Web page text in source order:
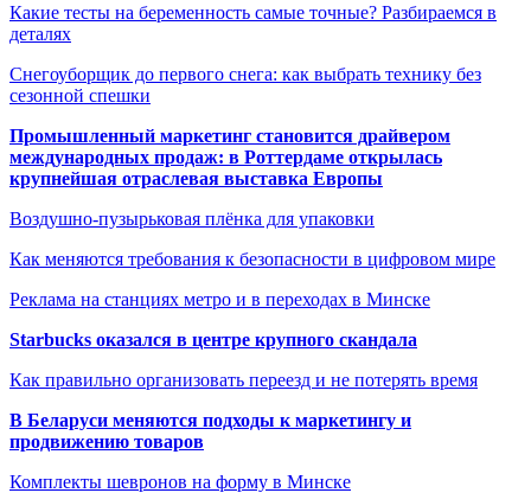
Какие тесты на беременность самые точные? Разбираемся в
деталях
Снегоуборщик до первого снега: как выбрать технику без
сезонной спешки
Промышленный маркетинг становится драйвером
международных продаж: в Роттердаме открылась
крупнейшая отраслевая выставка Европы
Воздушно-пузырьковая плёнка для упаковки
Как меняются требования к безопасности в цифровом мире
Реклама на станциях метро и в переходах в Минске
Starbucks оказался в центре крупного скандала
Как правильно организовать переезд и не потерять время
В Беларуси меняются подходы к маркетингу и
продвижению товаров
Комплекты шевронов на форму в Минске